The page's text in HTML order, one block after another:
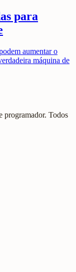
para
aumentar o
máquina de
programador. Todos